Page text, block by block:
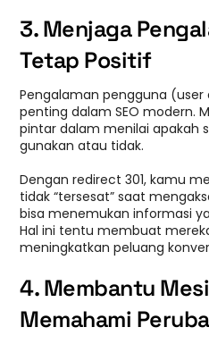
3. Menjaga
Tetap Positif
Pengalaman pengguna
penting dalam SEO modern.
pintar dalam menilai apakah
gunakan atau tidak.
Dengan redirect 301, kamu
tidak “tersesat” saat
bisa menemukan informasi
Hal ini tentu membuat
meningkatkan peluang
4. Membantu
Memahami